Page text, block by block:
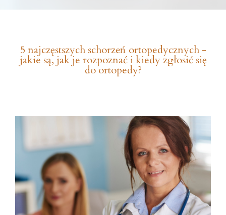
5 najczęstszych schorzeń ortopedycznych -
jakie są, jak je rozpoznać i kiedy zgłosić się
do ortopedy?